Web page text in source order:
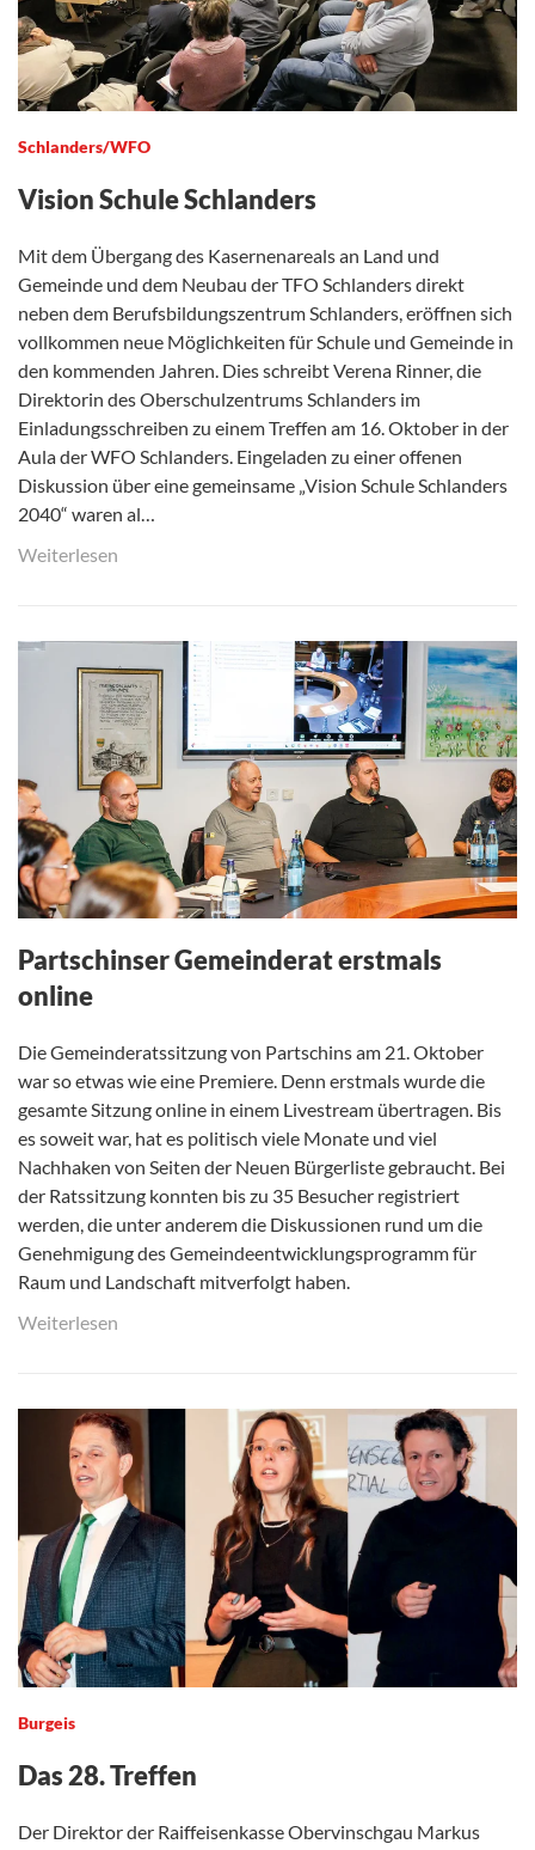
Schlanders/WFO
Vision Schule Schlanders
Mit dem Übergang des Kasernenareals an Land und
Gemeinde und dem Neubau der TFO Schlanders direkt
neben dem Berufsbildungszentrum Schlanders, eröffnen sich
vollkommen neue Möglichkeiten für Schule und Gemeinde in
den kommenden Jahren. Dies schreibt Verena Rinner, die
Direktorin des Oberschulzentrums Schlanders im
Einladungsschreiben zu einem Treffen am 16. Oktober in der
Aula der WFO Schlanders. Eingeladen zu einer offenen
Diskussion über eine gemeinsame „Vision Schule Schlanders
2040“ waren al…
Weiterlesen
Partschinser Gemeinderat erstmals
online
Die Gemeinderatssitzung von Partschins am 21. Oktober
war so etwas wie eine Premiere. Denn erstmals wurde die
gesamte Sitzung online in einem Livestream übertragen. Bis
es soweit war, hat es politisch viele Monate und viel
Nachhaken von Seiten der Neuen Bürgerliste gebraucht. Bei
der Ratssitzung konnten bis zu 35 Besucher registriert
werden, die unter anderem die Diskussionen rund um die
Genehmigung des Gemeindeentwicklungsprogramm für
Raum und Landschaft mitverfolgt haben.
Weiterlesen
Burgeis
Das 28. Treffen
Der Direktor der Raiffeisenkasse Obervinschgau Markus